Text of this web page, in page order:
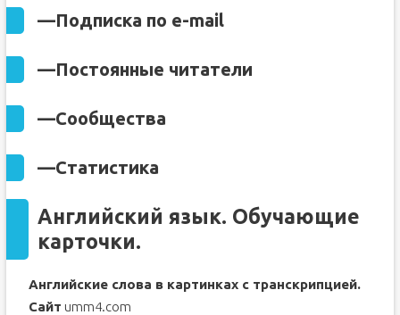
—Подписка по e-mail
—Постоянные читатели
—Сообщества
—Статистика
Английский язык. Обучающие
карточки.
Английские слова в картинках с транскрипцией.
Сайт umm4.com